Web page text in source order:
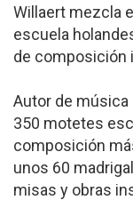
Willaert mezcla
escuela
de composición
Autor de
350 motetes
composición
unos 60
misas y obras